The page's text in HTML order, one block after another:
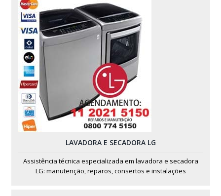
LAVADORA E SECADORA LG
Assistência técnica especializada em lavadora e secadora
LG: manutenção, reparos, consertos e instalações